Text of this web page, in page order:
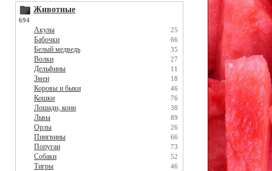
Животные
694
Акулы 25
Бабочки 66
Белый медведь 35
Волки 27
Дельфины 11
Змеи 18
Коровы и быки 46
Кошки 76
Лошади, кони 38
Львы 89
Орлы 26
Пингвины 66
Попугаи 73
Собаки 52
Тигры 46